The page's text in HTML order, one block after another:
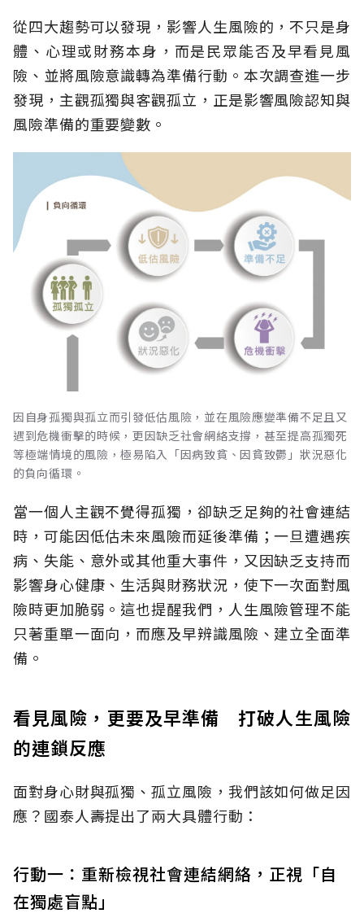
從四大趨勢可以發現，影響人生風險的，不只是身
體、心理或財務本身，而是民眾能否及早看見風
險、並將風險意識轉為準備行動。本次調查進一步
發現，主觀孤獨與客觀孤立，正是影響風險認知與
風險準備的重要變數。
因自身孤獨與孤立而引發低估風險，並在風險應變準備不足且又
遇到危機衝擊的時候，更因缺乏社會網絡支撐，甚至提高孤獨死
等極端情境的風險，極易陷入「因病致貧、因貧致鬱」狀況惡化
的負向循環。
當一個人主觀不覺得孤獨，卻缺乏足夠的社會連結
時，可能因低估未來風險而延後準備；一旦遭遇疾
病、失能、意外或其他重大事件，又因缺乏支持而
影響身心健康、生活與財務狀況，使下一次面對風
險時更加脆弱。這也提醒我們，人生風險管理不能
只著重單一面向，而應及早辨識風險、建立全面準
備。
看見風險，更要及早準備 打破人生風險
的連鎖反應
面對身心財與孤獨、孤立風險，我們該如何做足因
應？國泰人壽提出了兩大具體行動：
行動一：重新檢視社會連結網絡，正視「自
在獨處盲點」